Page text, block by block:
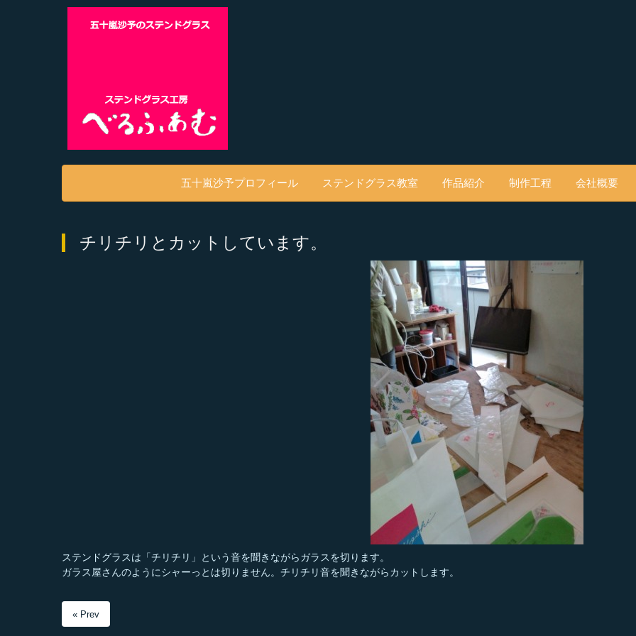
五十嵐沙予プロフィール ステンドグラス教室 作品紹介 制作工程 会社概要
チリチリとカットしています。
ステンドグラスは「チリチリ」という音を聞きながらガラスを切ります。
ガラス屋さんのようにシャーっとは切りません。チリチリ音を聞きながらカットします。
« Prev